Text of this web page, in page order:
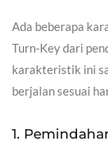
Ada beberapa
Turn-Key dari
karakteristik ini
berjalan sesuai
1.